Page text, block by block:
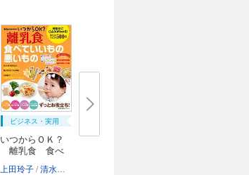
ビジネス・実用
いつからＯＫ？
離乳食 食べ
上田玲子 清水俊明